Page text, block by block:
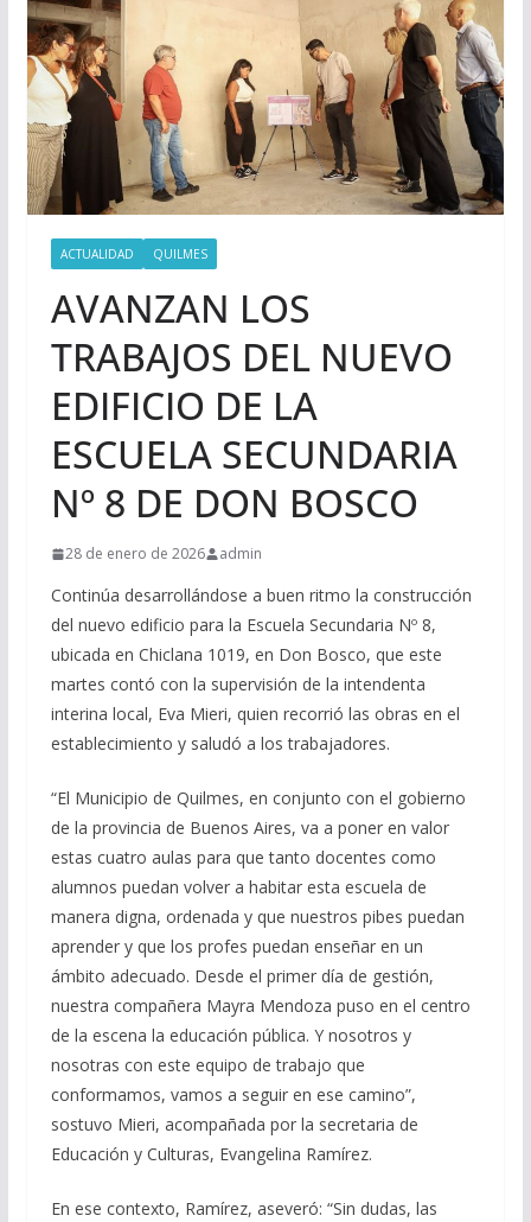
ACTUALIDAD QUILMES
AVANZAN LOS
TRABAJOS DEL NUEVO
EDIFICIO DE LA
ESCUELA SECUNDARIA
Nº 8 DE DON BOSCO
28 de enero de 2026 admin
Continúa desarrollándose a buen ritmo la construcción
del nuevo edificio para la Escuela Secundaria Nº 8,
ubicada en Chiclana 1019, en Don Bosco, que este
martes contó con la supervisión de la intendenta
interina local, Eva Mieri, quien recorrió las obras en el
establecimiento y saludó a los trabajadores.
“El Municipio de Quilmes, en conjunto con el gobierno
de la provincia de Buenos Aires, va a poner en valor
estas cuatro aulas para que tanto docentes como
alumnos puedan volver a habitar esta escuela de
manera digna, ordenada y que nuestros pibes puedan
aprender y que los profes puedan enseñar en un
ámbito adecuado. Desde el primer día de gestión,
nuestra compañera Mayra Mendoza puso en el centro
de la escena la educación pública. Y nosotros y
nosotras con este equipo de trabajo que
conformamos, vamos a seguir en ese camino”,
sostuvo Mieri, acompañada por la secretaria de
Educación y Culturas, Evangelina Ramírez.
En ese contexto, Ramírez, aseveró: “Sin dudas, las